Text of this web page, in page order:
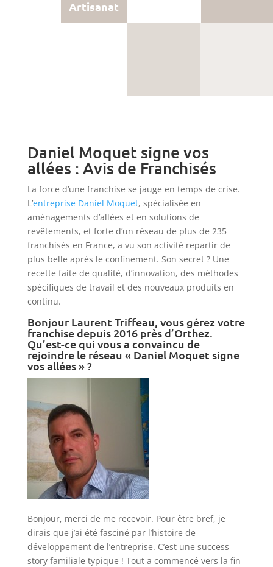
Artisanat
Daniel Moquet signe vos
allées : Avis de Franchisés
La force d’une franchise se jauge en temps de crise.
L’entreprise Daniel Moquet, spécialisée en
aménagements d’allées et en solutions de
revêtements, et forte d’un réseau de plus de 235
franchisés en France, a vu son activité repartir de
plus belle après le confinement. Son secret ? Une
recette faite de qualité, d’innovation, des méthodes
spécifiques de travail et des nouveaux produits en
continu.
Bonjour Laurent Triffeau, vous gérez votre
franchise depuis 2016 près d’Orthez.
Qu’est-ce qui vous a convaincu de
rejoindre le réseau « Daniel Moquet signe
vos allées » ?
Bonjour, merci de me recevoir. Pour être bref, je
dirais que j’ai été fasciné par l’histoire de
développement de l’entreprise. C’est une success
story familiale typique ! Tout a commencé vers la fin